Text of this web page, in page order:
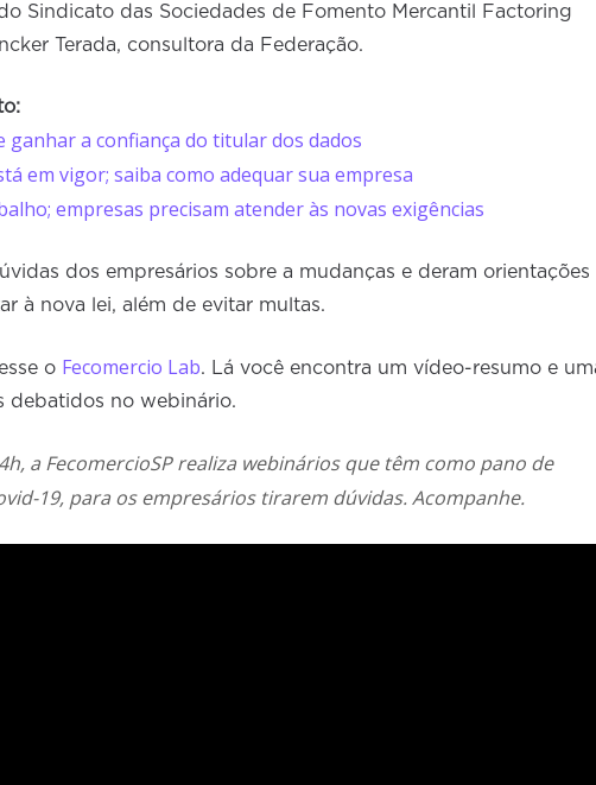
Sindicato das Sociedades de Fomento Mercantil Factoring
Terada, consultora da Federação.
ganhar a confiança do titular dos dados
em vigor; saiba como adequar sua empresa
empresas precisam atender às novas exigências
dos empresários sobre a mudanças e deram orientações
à nova lei, além de evitar multas.
o Fecomercio Lab. Lá você encontra um vídeo-resumo e
debatidos no webinário.
a FecomercioSP realiza webinários que têm como pano de
19, para os empresários tirarem dúvidas. Acompanhe.